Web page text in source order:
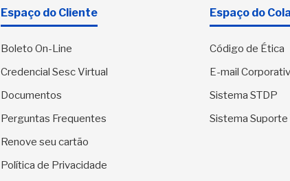
Espaço do Cliente
Boleto On-Line
Credencial Sesc Virtual
Documentos
Perguntas Frequentes
Renove seu cartão
Política de Privacidade
Espaço do
Código de Ética
E-mail
Sistema STDP
Sistema Suporte